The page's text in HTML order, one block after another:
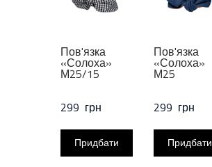
Пов'язка
«Солоха»
М25/15
299  грн
Придбати
Пов'язка
«Солоха»
М25
299  грн
Придбати